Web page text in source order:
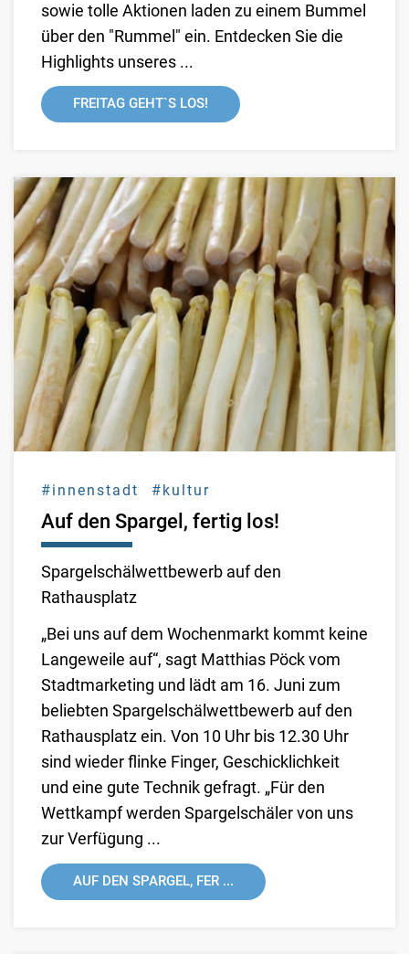
sowie tolle Aktionen laden zu einem Bummel
über den "Rummel" ein. Entdecken Sie die
Highlights unseres ...
FREITAG GEHT`S LOS!
#innenstadt #kultur
Auf den Spargel, fertig los!
Spargelschälwettbewerb auf den
Rathausplatz
„Bei uns auf dem Wochenmarkt kommt keine
Langeweile auf“, sagt Matthias Pöck vom
Stadtmarketing und lädt am 16. Juni zum
beliebten Spargelschälwettbewerb auf den
Rathausplatz ein. Von 10 Uhr bis 12.30 Uhr
sind wieder flinke Finger, Geschicklichkeit
und eine gute Technik gefragt. „Für den
Wettkampf werden Spargelschäler von uns
zur Verfügung ...
AUF DEN SPARGEL, FER ...